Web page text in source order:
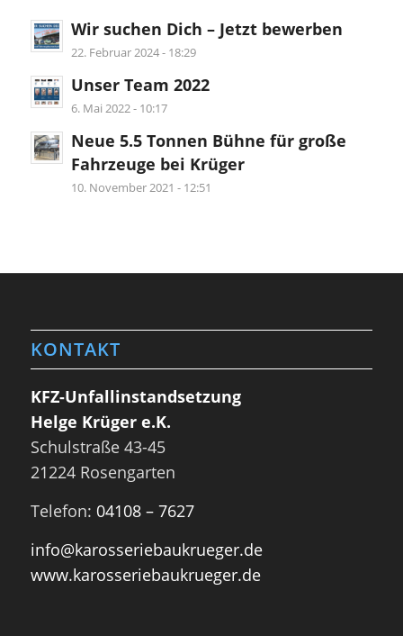
Wir suchen Dich – Jetzt bewerben
22. Februar 2024 - 18:29
Unser Team 2022
6. Mai 2022 - 10:17
Neue 5.5 Tonnen Bühne für große
Fahrzeuge bei Krüger
10. November 2021 - 12:51
KONTAKT
KFZ-Unfallinstandsetzung
Helge Krüger e.K.
Schulstraße 43-45
21224 Rosengarten
Telefon: 04108 – 7627
info@karosseriebaukrueger.de
www.karosseriebaukrueger.de